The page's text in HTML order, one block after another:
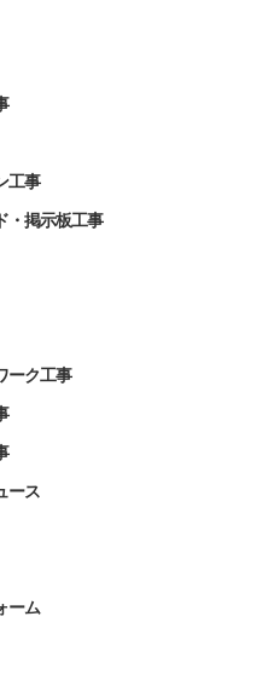
工事
・掲示板工事
ーク工事
ース
ーム